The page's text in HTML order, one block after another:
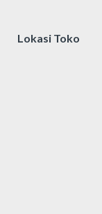
Lokasi Toko